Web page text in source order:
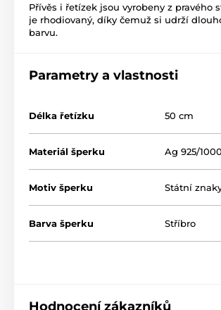
Přívěs i řetízek jsou vyrobeny z pravého
je rhodiovaný, díky čemuž si udrží
barvu.
Parametry a vlastnosti
Délka řetízku 50 cm
Materiál šperku Ag 925/1000
Motiv šperku Státní
Barva šperku Stříbro
Hodnocení zákazníků